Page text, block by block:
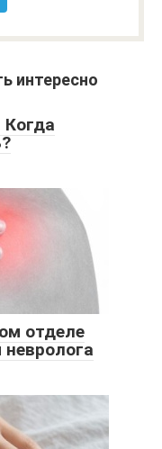
интересно
Когда
отделе